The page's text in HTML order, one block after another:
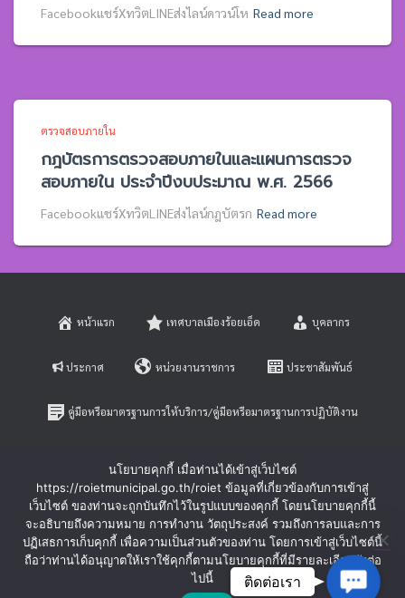
Facebookแชร์XทวิตLINEส่งไลน์ดาวน์โห Read more
ตรวจสอบภายใน
กฎบัตรการตรวจสอบภายในและแผนการตรวจ
สอบภายใน ประจำปีงบประมาณ พ.ศ. 2566
Facebookแชร์XทวิตLINEส่งไลน์กฎบัตรก Read more
หน้าแรก เทศบาลเมืองร้อยเอ็ด บุคลากร
ประกาศ หน่วยงานราชการ ประชาสัมพันธ์
คู่มือหรือมาตรฐานการให้บริการ/คู่มือหรือมาตรฐานการปฏิบัติงาน
หลักเกณฑ์การบริหารและพัฒนาทรัพยากรบุคคล
ร้องเรียนการทุจริตและประพฤติมิชอบ ร้องทุกข์-ร้องเรียน
Hestia | Developed by ThemeIsle
นโยบายคุกกี้ เมื่อท่านได้เข้าสู่เว็บไซต์
https://roietmunicipal.go.th/roiet ข้อมูลที่เกี่ยวข้องกับการเข้าสู่
เว็บไซต์ ของท่านจะถูกบันทึกไว้ในรูปแบบของคุกกี้ โดยนโยบายคุกกี้นี้
จะอธิบายถึงความหมาย การทำงาน วัตถุประสงค์ รวมถึงการลบและการ
ปฏิเสธการเก็บคุกกี้ เพื่อความเป็นส่วนตัวของท่าน โดยการเข้าสู่เว็บไซต์นี้
ถือว่าท่านได้อนุญาตให้เราใช้คุกกี้ตามนโยบายคุกกี้ที่มีรายละเอียดดังต่อ
ไปนี้
ติดต่อเรา